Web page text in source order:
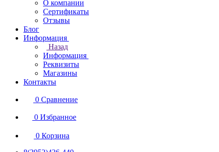
О компании
Сертификаты
Отзывы
Блог
Информация
Назад
Информация
Реквизиты
Магазины
Контакты
0 Сравнение
0 Избранное
0 Корзина